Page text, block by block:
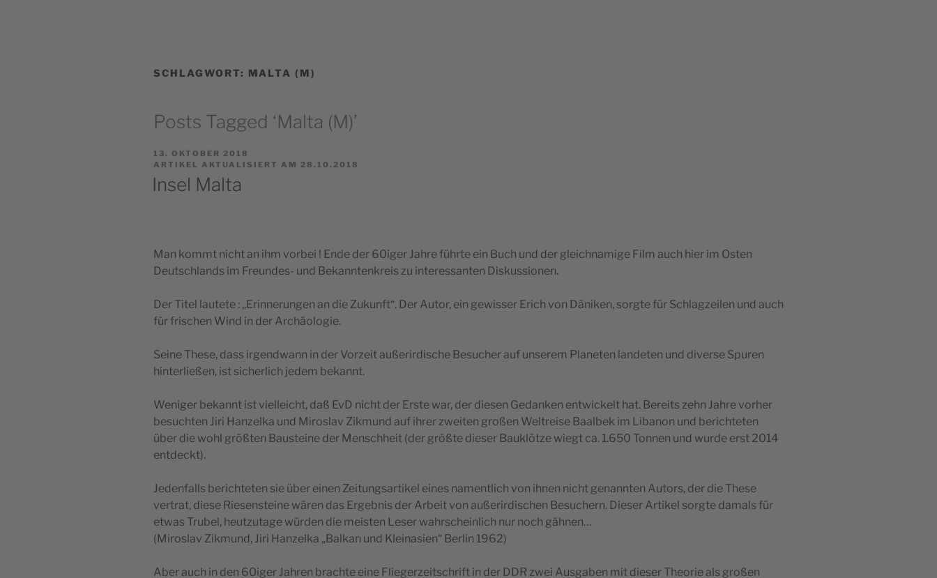
SCHLAGWORT: MALTA (M)
Posts Tagged ‘Malta (M)’
VERÖFFENTLICHT
AM
13. OKTOBER 2018
ARTIKEL AKTUALISIERT AM 28.10.2018
Insel Malta
Man kommt nicht an ihm vorbei ! Ende der 60iger Jahre führte ein Buch und der gleichnamige Film auch hier im Osten
Deutschlands im Freundes- und Bekanntenkreis zu interessanten Diskussionen.
Der Titel lautete : „Erinnerungen an die Zukunft“. Der Autor, ein gewisser Erich von Däniken, sorgte für Schlagzeilen und auch
für frischen Wind in der Archäologie.
Seine These, dass irgendwann in der Vorzeit außerirdische Besucher auf unserem Planeten landeten und diverse Spuren
hinterließen, ist sicherlich jedem bekannt.
Weniger bekannt ist vielleicht, daß EvD nicht der Erste war, der diesen Gedanken entwickelt hat. Bereits zehn Jahre vorher
besuchten Jiri Hanzelka und Miroslav Zikmund auf ihrer zweiten großen Weltreise Baalbek im Libanon und berichteten
über die wohl größten Bausteine der Menschheit (der größte dieser Bauklötze wiegt ca. 1.650 Tonnen und wurde erst 2014
entdeckt).
Jedenfalls berichteten sie über einen Zeitungsartikel eines namentlich von ihnen nicht genannten Autors, der die These
vertrat, diese Riesensteine wären das Ergebnis der Arbeit von außerirdischen Besuchern. Dieser Artikel sorgte damals für
etwas Trubel, heutzutage würden die meisten Leser wahrscheinlich nur noch gähnen…
(Miroslav Zikmund, Jiri Hanzelka „Balkan und Kleinasien“ Berlin 1962)
Aber auch in den 60iger Jahren brachte eine Fliegerzeitschrift in der DDR zwei Ausgaben mit dieser Theorie als großen